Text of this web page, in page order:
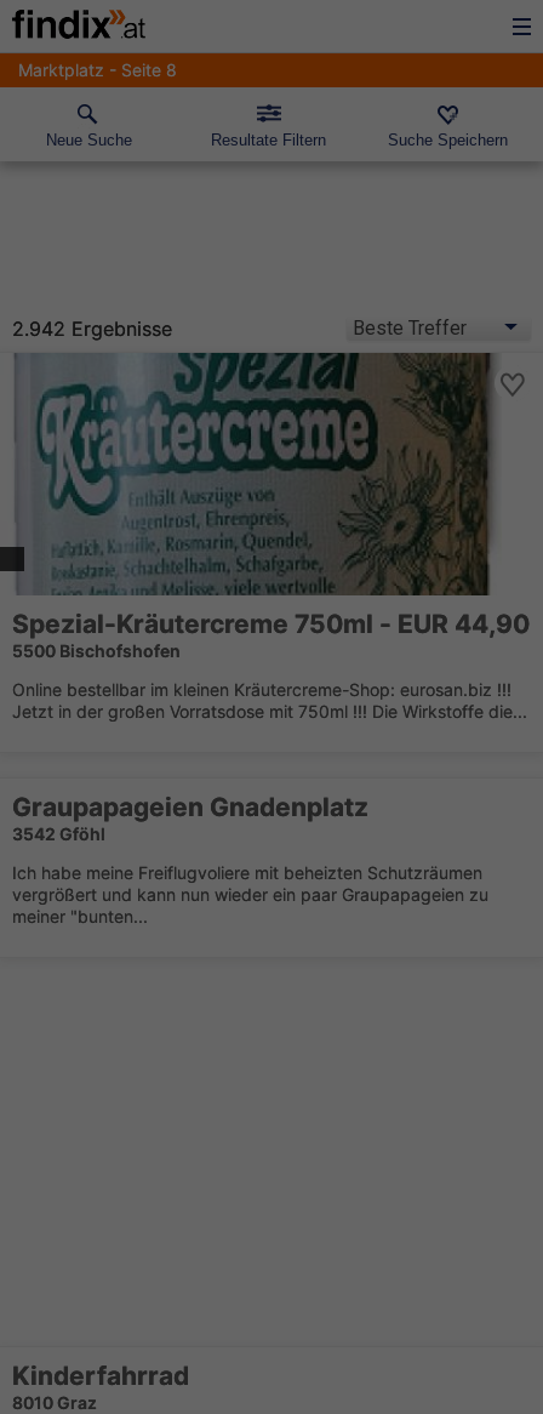
Marktplatz - Seite 8
Neue Suche Resultate Filtern Suche Speichern
2.942 Ergebnisse
Spezial-Kräutercreme 750ml - EUR 44,90
5500 Bischofshofen
Online bestellbar im kleinen Kräutercreme-Shop: eurosan.biz !!!
Jetzt in der großen Vorratsdose mit 750ml !!! Die Wirkstoffe die...
Graupapageien Gnadenplatz
3542 Gföhl
Ich habe meine Freiflugvoliere mit beheizten Schutzräumen
vergrößert und kann nun wieder ein paar Graupapageien zu
meiner "bunten...
Kinderfahrrad
8010 Graz